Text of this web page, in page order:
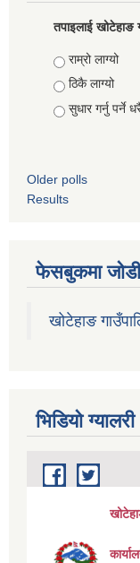
तपाइलाई खोटेहाङ
Choices
राम्रो लाग्यो
ठिकै लाग्यो
सुधार गर्नु पर्ने
Older polls
Results
फेसबुकमा
खोटेहाङ
भिडियाे ग्यालरी